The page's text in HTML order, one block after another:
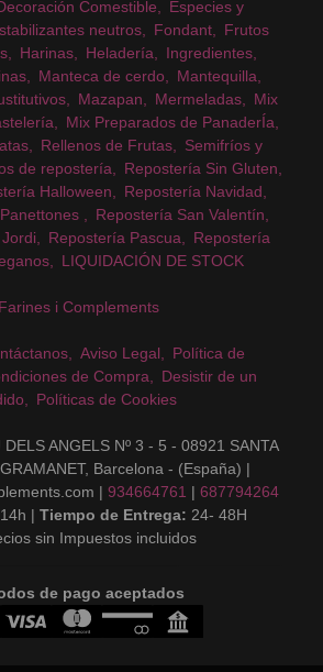
Comestible
Especies y
neutros Fondant
Frutos
Harinas Heladería
Ingredientes
Manteca de cerdo
Mantequilla
Mazapan Mermeladas
Mix
Mix Preparados de PanaderÍa
Rellenos de Frutas
Semifríos y
de repostería
Repostería Sin Gluten
Halloween
Repostería Navidad
Panettones
Repostería San Valentín
Repostería Pascua
Repostería
LIQUIDACIÓN DE STOCK
Farines i Complements
Aviso Legal
Política de
de Compra
Desistir de un
Políticas de Cookies
ANGELS Nº 3 - 5 - 08921 SANTA
Barcelona - (España) |
| 934664761 | 687794264
| Tiempo de Entrega: 24- 48H
sin Impuestos incluidos
de pago aceptados